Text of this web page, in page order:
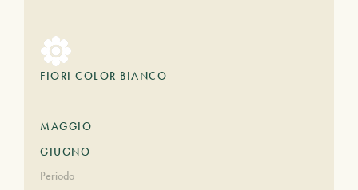
FIORI COLOR BIANCO
MAGGIO
GIUGNO
Periodo